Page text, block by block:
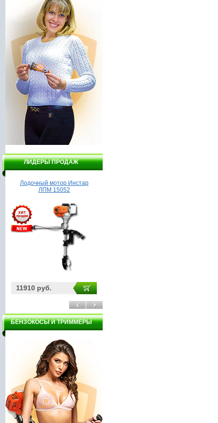
ЛИДЕРЫ ПРОДАЖ
Лодочный мотор Инстар
ЛПМ 15052
11910 руб.
БЕНЗОКОСЫ И ТРИММЕРЫ